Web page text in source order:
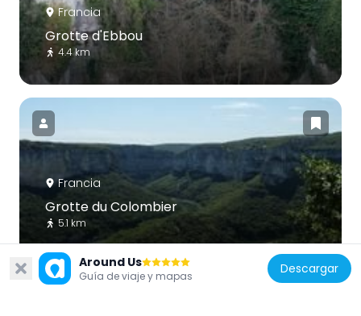
Francia
Grotte d'Ebbou
4.4 km
Francia
Grotte du Colombier
5.1 km
Around Us
Guía de viaje y mapas Descargar